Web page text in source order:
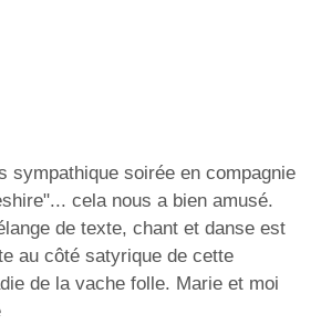
sympathique soirée en compagnie
cela nous a bien amusé.
de texte, chant et danse est
au côté satyrique de cette
de la vache folle. Marie et moi